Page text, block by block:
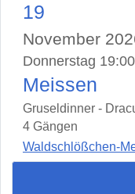
19
November
Donnerstag 19:00
Meissen
Gruseldinner -
4 Gängen
Waldschlößchen-